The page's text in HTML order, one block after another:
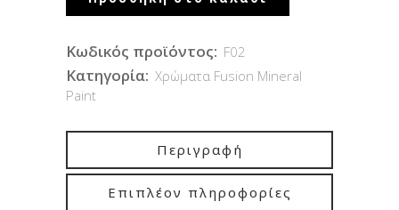
Κωδικός προϊόντος: F02
Κατηγορία: Χρώματα Fusion Mineral
Paint
Περιγραφή
Επιπλέον πληροφορίες